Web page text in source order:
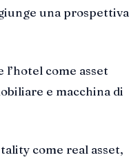
una prospettiva
come asset
e macchina di
come real asset,